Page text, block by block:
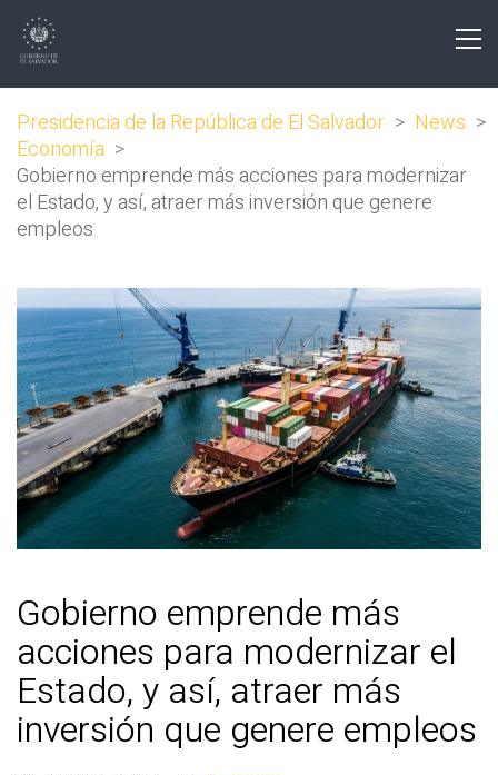
Presidencia de la República de El Salvador > News >
Economía >
Gobierno emprende más acciones para modernizar
el Estado, y así, atraer más inversión que genere
empleos
Gobierno emprende más
acciones para modernizar el
Estado, y así, atraer más
inversión que genere empleos